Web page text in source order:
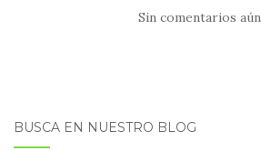
Sin comentarios aún
BUSCA EN NUESTRO BLOG